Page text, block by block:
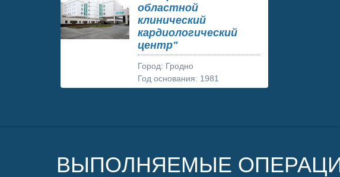
областной
клинический
кардиологический
центр"
Город: Гродно
Год основания: 1981
ВЫПОЛНЯЕМЫЕ